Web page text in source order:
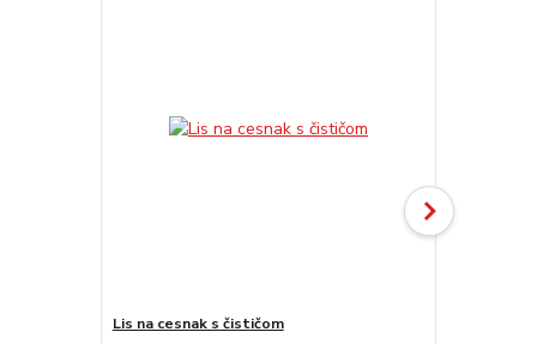
Lis na cesnak s čističom